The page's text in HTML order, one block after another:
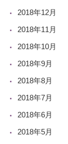
2018年12月
2018年11月
2018年10月
2018年9月
2018年8月
2018年7月
2018年6月
2018年5月